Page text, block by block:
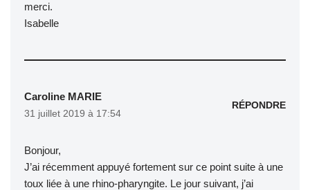
merci.
Isabelle
Caroline MARIE
31 juillet 2019 à 17:54
RÉPONDRE
Bonjour,
J’ai récemment appuyé fortement sur ce point suite à une
toux liée à une rhino-pharyngite. Le jour suivant, j’ai